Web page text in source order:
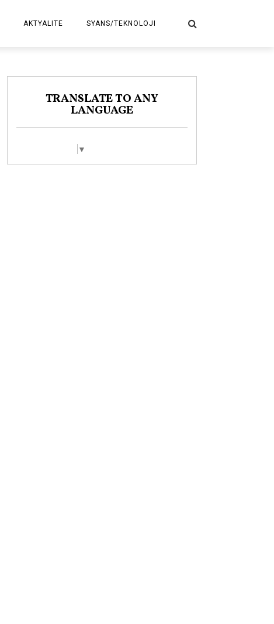
AKTYALITE SYANS/TEKNOLOJI
TRANSLATE TO ANY
LANGUAGE
▼